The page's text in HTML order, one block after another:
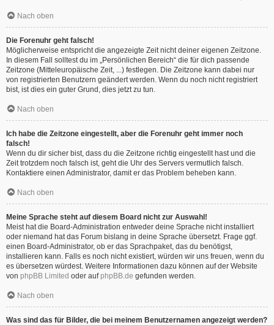
Nach oben
Die Forenuhr geht falsch!
Möglicherweise entspricht die angezeigte Zeit nicht deiner eigenen Zeitzone.
In diesem Fall solltest du im „Persönlichen Bereich“ die für dich passende
Zeitzone (Mitteleuropäische Zeit, ...) festlegen. Die Zeitzone kann dabei nur
von registrierten Benutzern geändert werden. Wenn du noch nicht registriert
bist, ist dies ein guter Grund, dies jetzt zu tun.
Nach oben
Ich habe die Zeitzone eingestellt, aber die Forenuhr geht immer noch
falsch!
Wenn du dir sicher bist, dass du die Zeitzone richtig eingestellt hast und die
Zeit trotzdem noch falsch ist, geht die Uhr des Servers vermutlich falsch.
Kontaktiere einen Administrator, damit er das Problem beheben kann.
Nach oben
Meine Sprache steht auf diesem Board nicht zur Auswahl!
Meist hat die Board-Administration entweder deine Sprache nicht installiert
oder niemand hat das Forum bislang in deine Sprache übersetzt. Frage ggf.
einen Board-Administrator, ob er das Sprachpaket, das du benötigst,
installieren kann. Falls es noch nicht existiert, würden wir uns freuen, wenn du
es übersetzen würdest. Weitere Informationen dazu können auf der Website
von phpBB Limited oder aufphpBB.de gefunden werden.
Nach oben
Was sind das für Bilder, die bei meinem Benutzernamen angezeigt werden?